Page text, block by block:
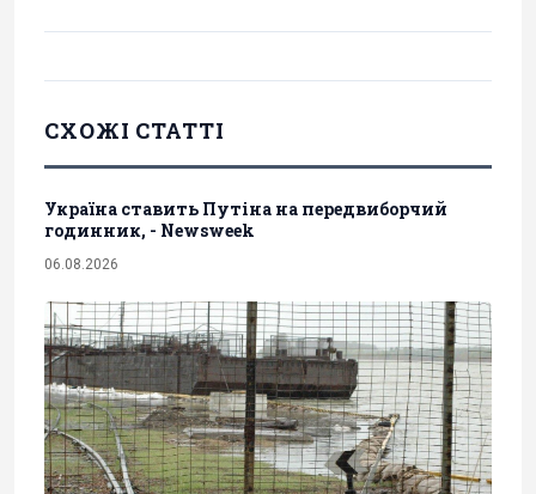
СХОЖІ СТАТТІ
Україна ставить Путіна на передвиборчий
годинник, - Newsweek
06.08.2026